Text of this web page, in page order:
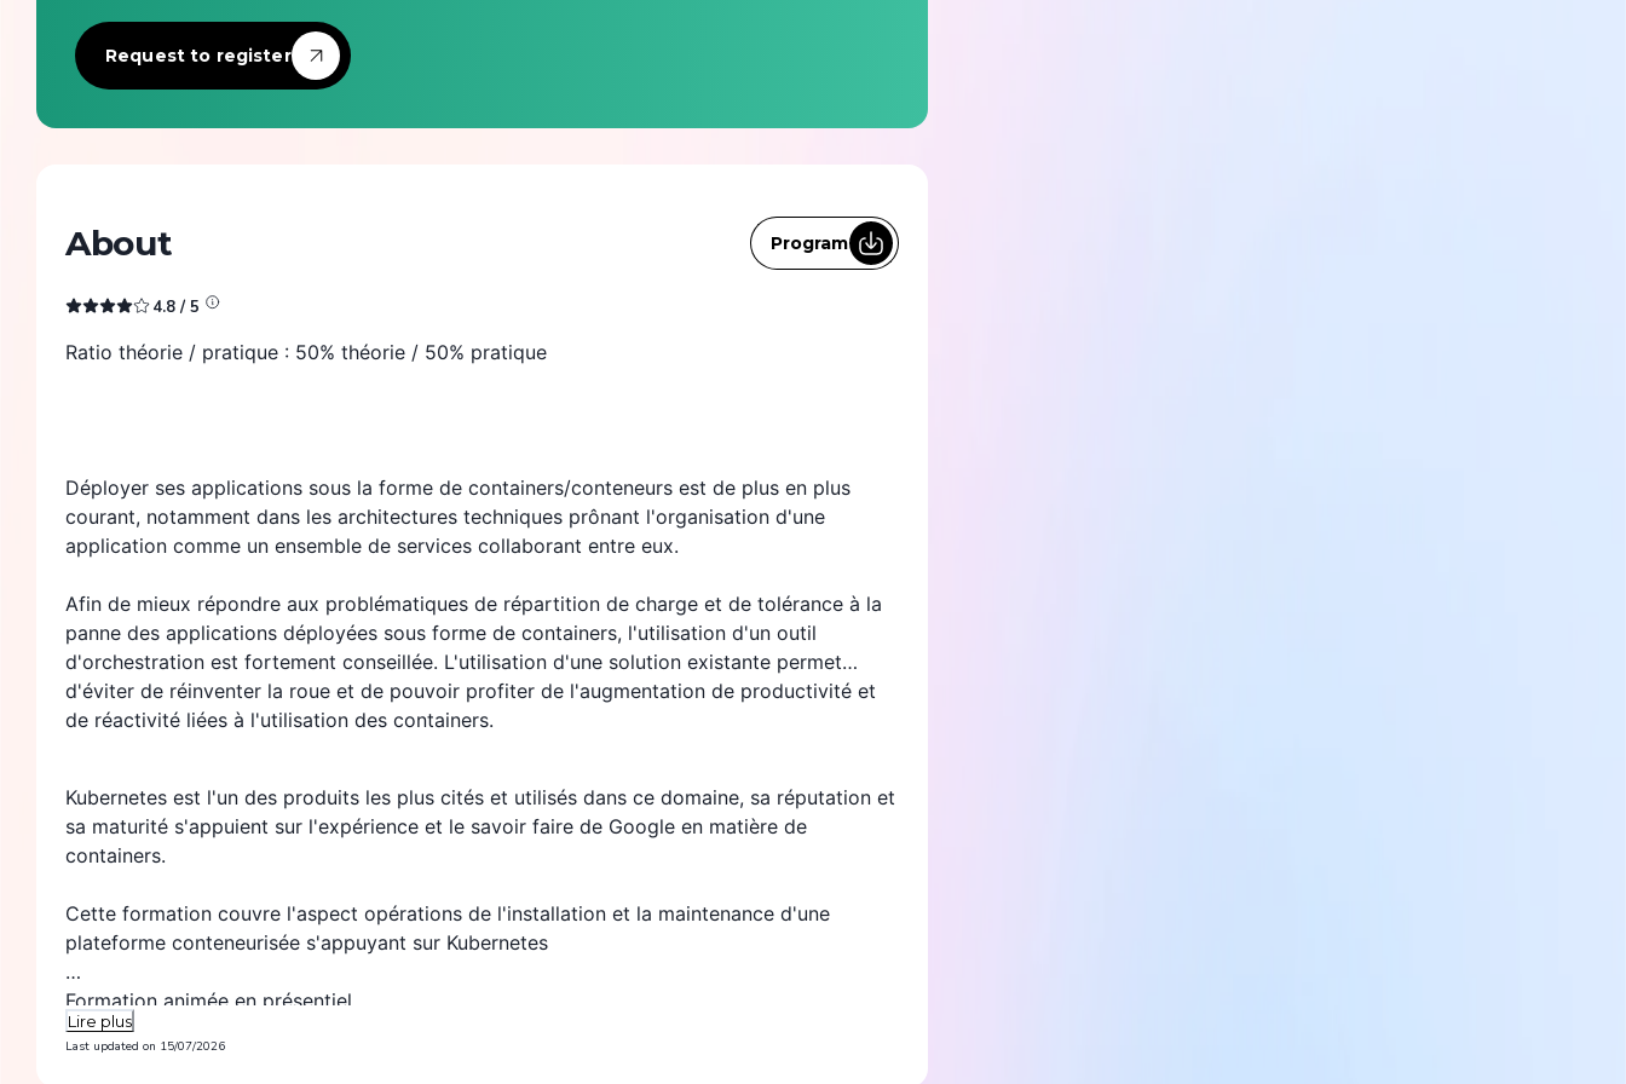
Artificial intelligence
Product management
Request to register
About Program
4.8 / 5
Ratio théorie / pratique : 50% théorie / 50% pratique
Déployer ses applications sous la forme de containers/conteneurs est de plus en plus
courant, notamment dans les architectures techniques prônant l'organisation d'une
application comme un ensemble de services collaborant entre eux.
Afin de mieux répondre aux problématiques de répartition de charge et de tolérance à la
panne des applications déployées sous forme de containers, l'utilisation d'un outil
d'orchestration est fortement conseillée. L'utilisation d'une solution existante permet
d'éviter de réinventer la roue et de pouvoir profiter de l'augmentation de productivité et
de réactivité liées à l'utilisation des containers.
Kubernetes est l'un des produits les plus cités et utilisés dans ce domaine, sa réputation et
sa maturité s'appuient sur l'expérience et le savoir faire de Google en matière de
containers.
Cette formation couvre l'aspect opérations de l'installation et la maintenance d'une
plateforme conteneurisée s'appuyant sur Kubernetes
Formation animée en présentiel
La formation en présentiel se déroule sur des jours consécutifs
Lire plus
Last updated on 15/07/2026